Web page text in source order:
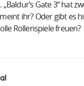
Gate 3“ hat
ihr? Oder gibt es
Rollenspiele freuen?